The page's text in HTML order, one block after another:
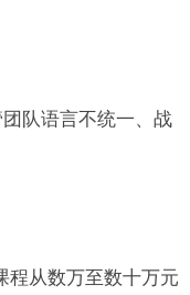
队语言不统一、战
程从数万至数十万元